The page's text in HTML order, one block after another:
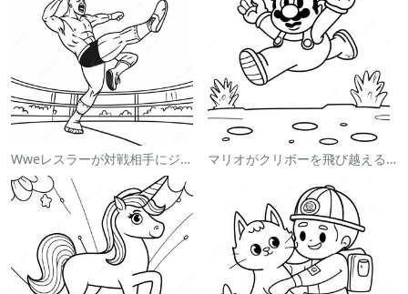
Wweレスラーが対戦相手にジャンプする塗り絵 マリオがクリボーを飛び越える塗り絵